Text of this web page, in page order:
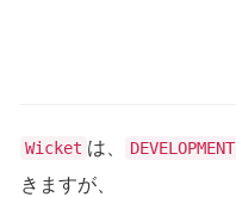
Wicket は、 DEVELOPMENT
きますが、